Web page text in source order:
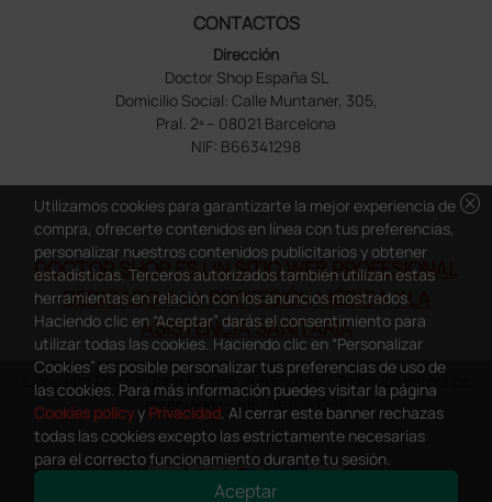
CONTACTOS
Dirección
Doctor Shop España SL
Domicilio Social: Calle Muntaner, 305,
Pral. 2ª – 08021 Barcelona
NIF: B66341298
DOCTOR SHOP ES UN SITIO WEB PROFESIONAL
DEDICADO A LA PROFESIÓN MÉDICA Y LA
ASISTENCIA SANITARIA
Copyright Doctor Shop España 2005-2026 - Todos los derechos
reservados - NIF.: B66341298
cancel
Utilizamos cookies para garantizarte la mejor experiencia de
compra, ofrecerte contenidos en línea con tus preferencias,
personalizar nuestros contenidos publicitarios y obtener
estadísticas. Terceros autorizados también utilizan estas
herramientas en relación con los anuncios mostrados.
Haciendo clic en “Aceptar” darás el consentimiento para
utilizar todas las cookies. Haciendo clic en “Personalizar
Cookies” es posible personalizar tus preferencias de uso de
las cookies. Para más información puedes visitar la página
Cookies policyy Privacidad. Al cerrar este banner rechazas
todas las cookies excepto las estrictamente necesarias
para el correcto funcionamiento durante tu sesión.
Aceptar